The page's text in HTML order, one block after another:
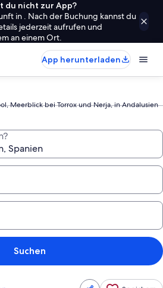
du nicht zur App?
in . Nach der Buchung kannst du
jederzeit aufrufen und
an einem Ort.
App herunterladen
Meerblick bei Torrox und Nerja, in Andalusien
Suchen